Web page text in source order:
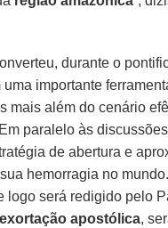
durante o
uma importante
mais além do cenário
paralelo às
de abertura e
hemorragia no
logo será redigido pelo
exortação apostólica,